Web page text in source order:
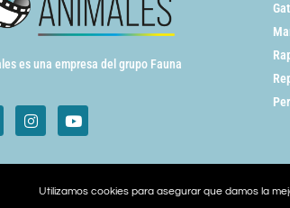
es una empresa del grupo Fauna
Utilizamos cookies para asegurar que damos la